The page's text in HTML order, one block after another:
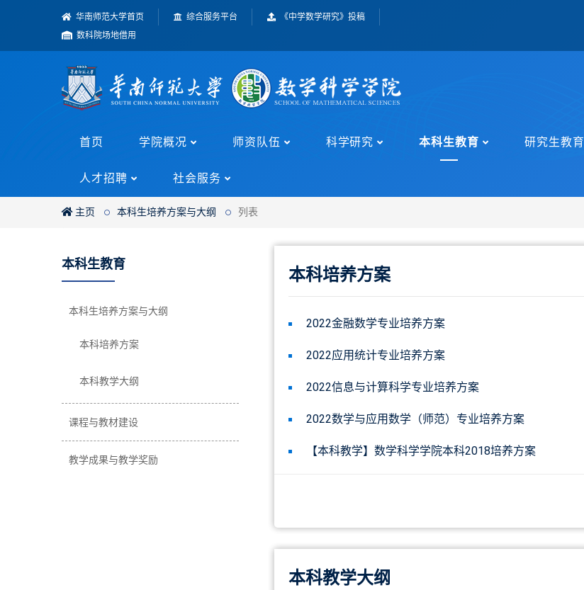
华南师范大学首页 综合服务平台
《中学数学研究》投稿
数科院场地借用
首页 学院概况 师资队伍 科学研究 本科生教育 研究生教育
人才招聘 社会服务
主页 本科生培养方案与大纲 列表
本科生教育
本科生培养方案与大纲
本科培养方案
本科教学大纲
课程与教材建设
教学成果与教学奖励
本科培养方案
2022金融数学专业培养方案
2022应用统计专业培养方案
2022信息与计算科学专业培养方案
2022数学与应用数学（师范）专业培养方案
【本科教学】数学科学学院本科2018培养方案
本科教学大纲